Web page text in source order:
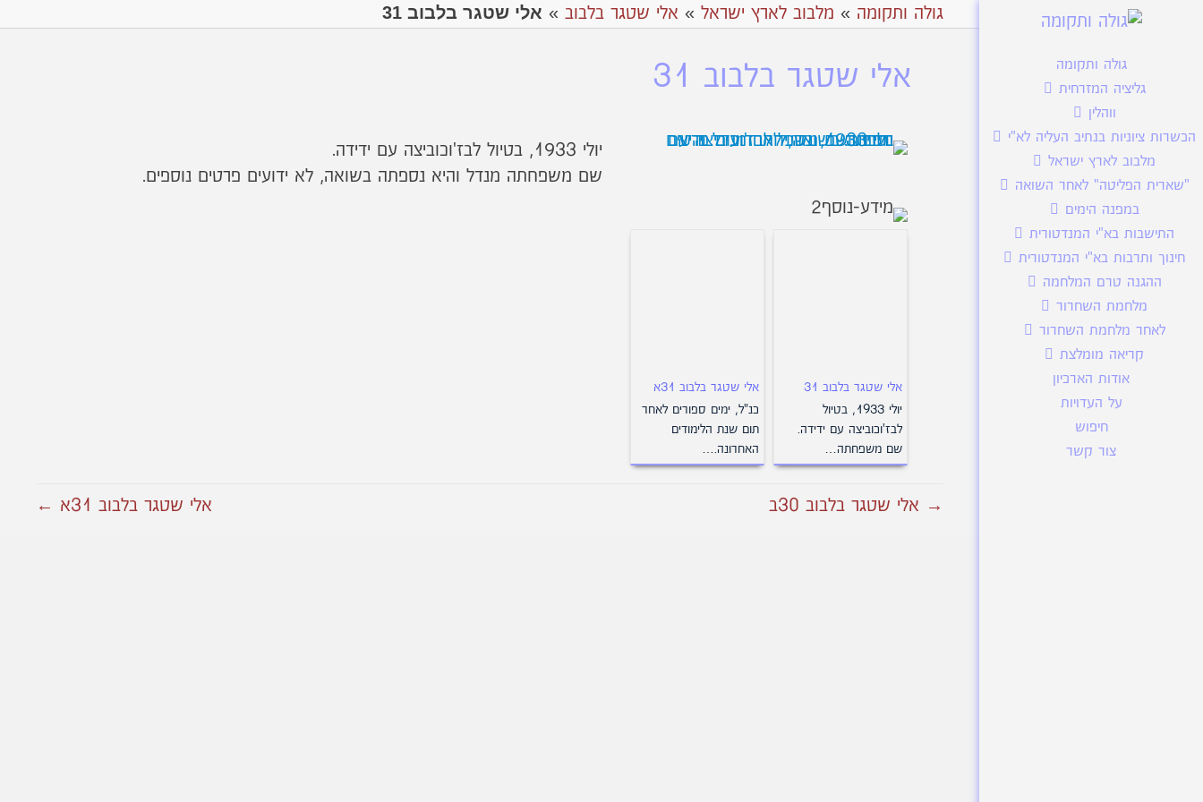
גולה ותקומה
גליציה המזרחית
ווהלין
הכשרות ציוניות בנתיב העליה לא"י
מלבוב לארץ ישראל
"שארית הפליטה" לאחר השואה
במפנה הימים
התישבות בא"י המנדטורית
חינוך ותרבות בא"י המנדטורית
ההגנה טרם המלחמה
מלחמת השחרור
לאחר מלחמת השחרור
קריאה מומלצת
אודות הארכיון
על העדויות
חיפוש
צור קשר
גולה ותקומה » מלבוב לארץ ישראל » אלי שטגר בלבוב » אלי שטגר בלבוב 31
אלי שטגר בלבוב 31
יולי 1933, בטיול לבז'וכוביצה עם ידידה.
שם משפחתה מנדל והיא נספתה בשואה, לא ידועים פרטים נוספים.
אלי שטגר בלבוב 31
יולי 1933, בטיול
לבז'וכוביצה עם ידידה.
שם משפחתה…
אלי שטגר בלבוב 31א
כנ"ל, ימים ספורים לאחר
תום שנת הלימודים
האחרונה.…
→ אלי שטגר בלבוב 30ב אלי שטגר בלבוב 31א ←